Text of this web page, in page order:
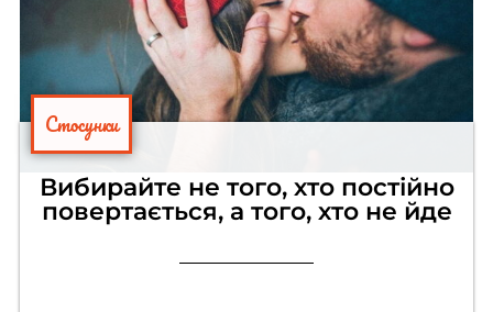
Стосунки
Вибирайте не того, хто постійно
повертається, а того, хто не йде